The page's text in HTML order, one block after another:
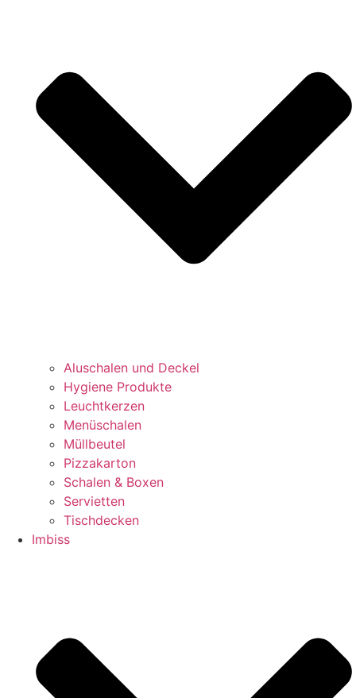
Aluschalen und Deckel
Hygiene Produkte
Leuchtkerzen
Menüschalen
Müllbeutel
Pizzakarton
Schalen & Boxen
Servietten
Tischdecken
Imbiss